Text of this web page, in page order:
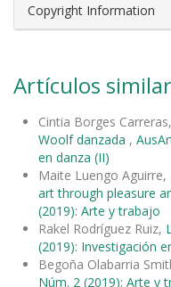
Copyright Information
Artículos
Cintia Borges Carreras,
Woolf danzada ,
en danza (II)
Maite Luengo Aguirre,
art through pleasure
(2019): Arte y trabajo
Rakel Rodríguez Ruiz,
(2019): Investigación
Begoña Olabarria
Núm. 2 (2019): Arte y